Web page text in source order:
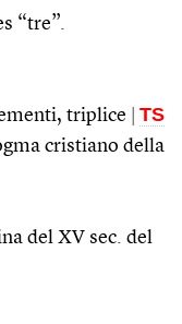
“tre”.
triplice TS
cristiano della
del XV sec. del